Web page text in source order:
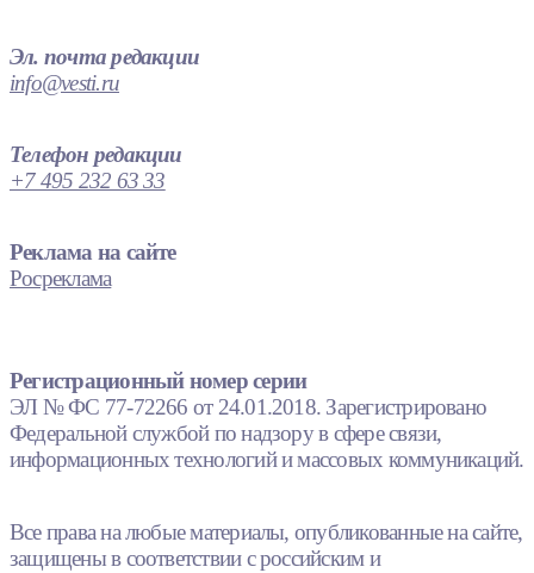
Эл. почта редакции
info@vesti.ru
Телефон редакции
+7 495 232 63 33
Реклама на сайте
Росреклама
Регистрационный номер серии
ЭЛ № ФС 77-72266 от 24.01.2018. Зарегистрировано
Федеральной службой по надзору в сфере связи,
информационных технологий и массовых коммуникаций.
Все права на любые материалы, опубликованные на сайте,
защищены в соответствии с российским и